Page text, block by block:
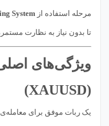
مرحله استفاده از System
تا بدون نیاز به نظارت
ویژگی‌های
(XAUUSD)
یک ربات موفق برای معامله‌ی